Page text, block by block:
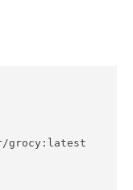
grocy:latest